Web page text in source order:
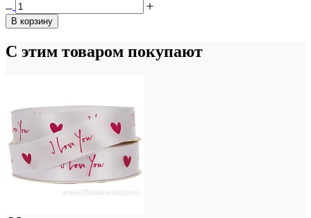
В корзину
С этим товаром покупают